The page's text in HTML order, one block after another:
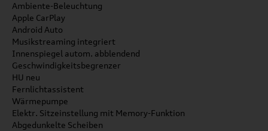
Ambiente-Beleuchtung
Apple CarPlay
Android Auto
Musikstreaming integriert
Innenspiegel autom. abblendend
Geschwindigkeitsbegrenzer
HU neu
Fernlichtassistent
Wärmepumpe
Elektr. Sitzeinstellung mit Memory-Funktion
Abgedunkelte Scheiben